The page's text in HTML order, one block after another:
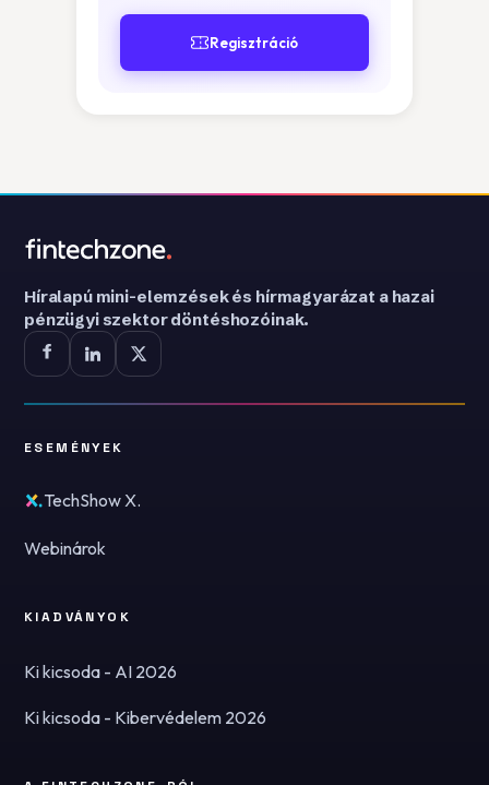
Regisztráció
Híralapú mini-elemzések és hírmagyarázat a hazai
pénzügyi szektor döntéshozóinak.
ESEMÉNYEK
TechShow X.
Webinárok
KIADVÁNYOK
Ki kicsoda - AI 2026
Ki kicsoda - Kibervédelem 2026